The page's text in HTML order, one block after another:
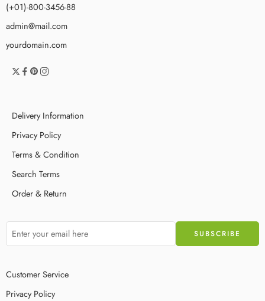
(+01)-800-3456-88
admin@mail.com
yourdomain.com
Delivery Information
Privacy Policy
Terms & Condition
Search Terms
Order & Return
Customer Service
Privacy Policy